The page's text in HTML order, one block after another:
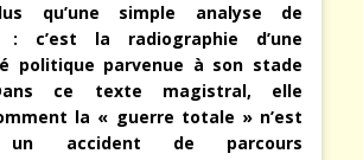
qu’une simple analyse de
: c’est la radiographie d’une
politique parvenue à son stade
ce texte magistral, elle
la « guerre totale » n’est
un accident de parcours